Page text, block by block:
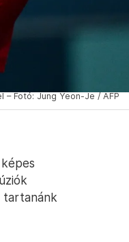
Fotó: Jung Yeon-Je / AFP
tartanánk